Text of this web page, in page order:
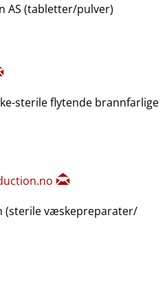
AS (tabletter​/​pulver)
sterile flytende brannfarlige
(sterile væskepreparater​/​